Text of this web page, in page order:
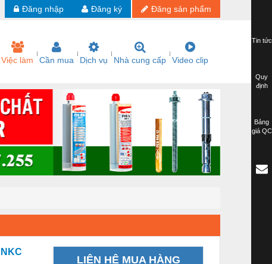
Đăng sản phẩm
Đăng ký
Đăng nhập
Việc làm Cần mua Dịch vụ Nhà cung cấp Video clip
LIÊN HỆ MUA HÀNG
Tin tức
Quy
định
Bảng
giá QC